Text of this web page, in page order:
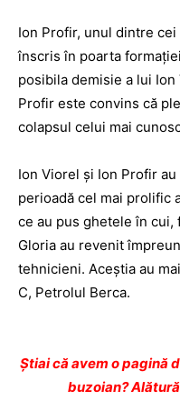
Ion Profir, unul dintre
înscris în poarta
posibila demisie a lui
Profir este convins că
colapsul celui mai
Ion Viorel şi Ion Profir
perioadă cel mai prolific
ce au pus ghetele în
Gloria au revenit
tehnicieni. Aceştia au
C, Petrolul Berca.
Ştiai că avem o pagină
buzoian?